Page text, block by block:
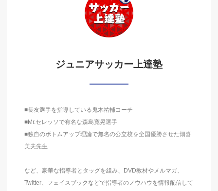
ジュニアサッカー上達塾
■長友選手を指導している鬼木祐輔コーチ
■Mr.セレッソで有名な森島寛晃選手
■独自のボトムアップ理論で無名の公立校を全国優勝させた畑喜
美夫先生
など、豪華な指導者とタッグを組み、DVD教材やメルマガ、
Twitter、フェイスブックなどで指導者のノウハウを情報配信して